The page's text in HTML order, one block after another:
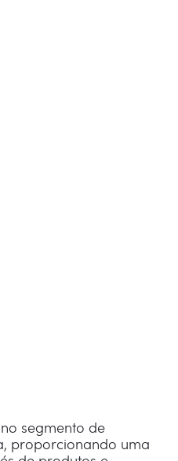
segmento de
proporcionando uma